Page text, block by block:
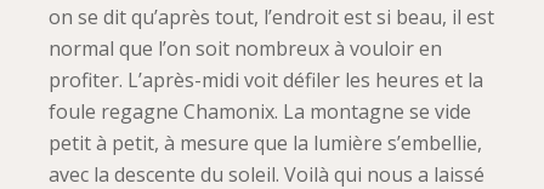
on se dit qu’après tout, l’endroit est si beau, il est
normal que l’on soit nombreux à vouloir en
profiter. L’après-midi voit défiler les heures et la
foule regagne Chamonix. La montagne se vide
petit à petit, à mesure que la lumière s’embellie,
avec la descente du soleil. Voilà qui nous a laissé